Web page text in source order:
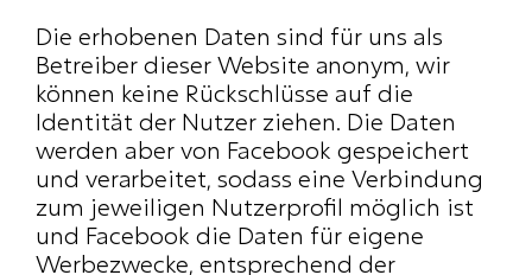
Die erhobenen Daten sind für uns als
Betreiber dieser Website anonym, wir
können keine Rückschlüsse auf die
Identität der Nutzer ziehen. Die Daten
werden aber von Facebook gespeichert
und verarbeitet, sodass eine Verbindung
zum jeweiligen Nutzerprofil möglich ist
und Facebook die Daten für eigene